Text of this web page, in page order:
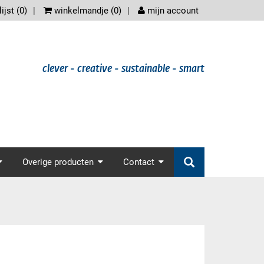
(0) winkelmandje (0) mijn account
clever - creative - sustainable - smart
Overige producten Contact